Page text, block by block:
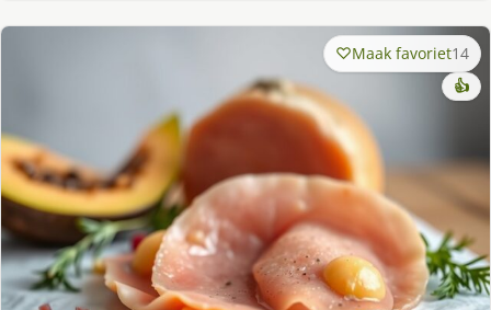
Maak favoriet14
👍